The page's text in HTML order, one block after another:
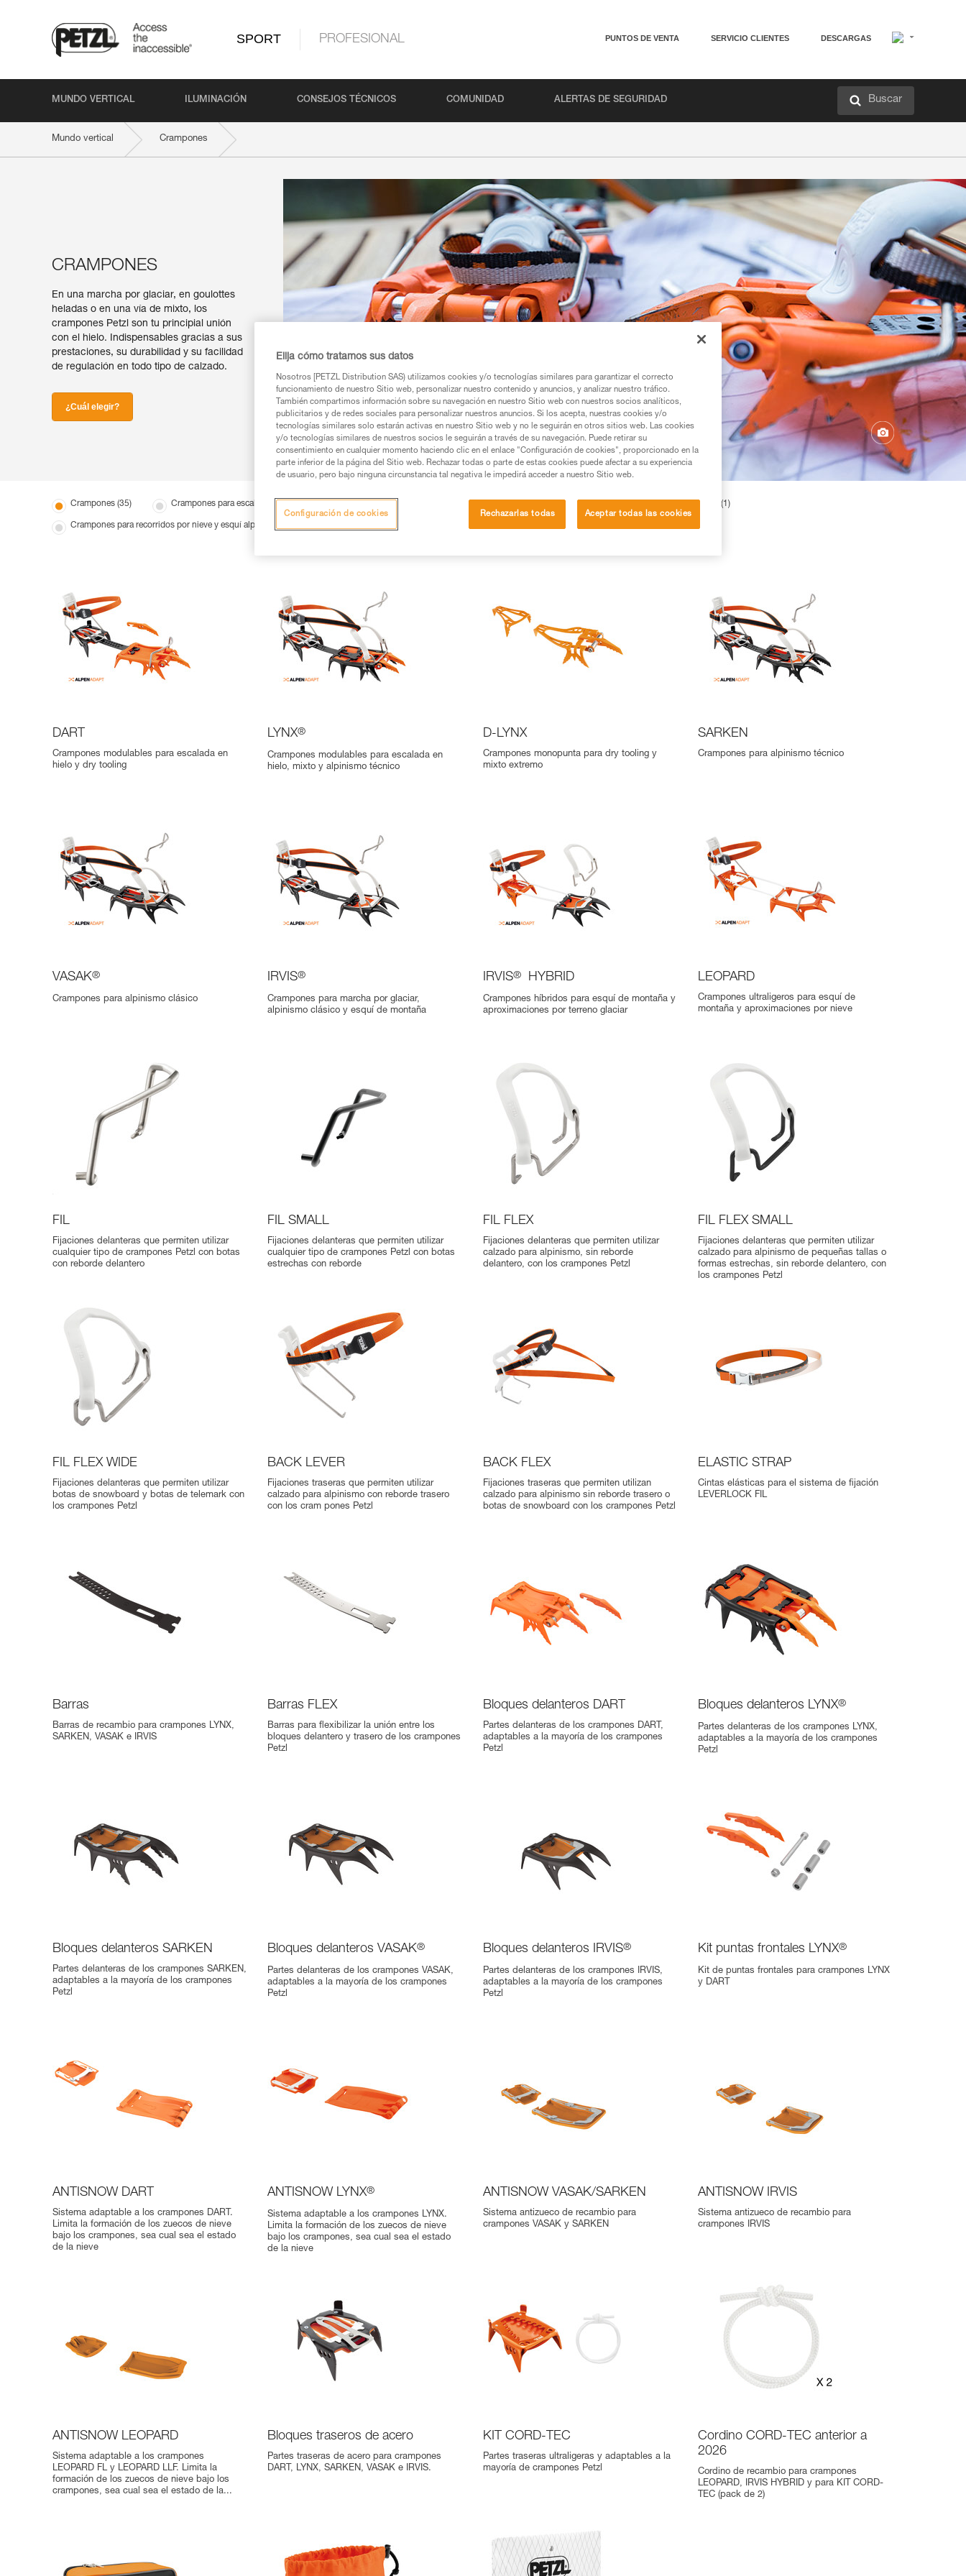
SPORT PROFESIONAL PUNTOS DE VENTA SERVICIO CLIENTES DESCARGAS
MUNDO VERTICAL ILUMINACIÓN CONSEJOS TÉCNICOS COMUNIDAD ALERTAS DE SEGURIDAD Buscar
Mundo vertical Crampones
CRAMPONES
En una marcha por glaciar, en goulottes
heladas o en una vía de mixto, los
crampones Petzl son tu principial unión
con el hielo. Indispensables gracias a sus
prestaciones, su durabilidad y su facilidad
de regulación en todo tipo de calzado.
¿Cuál elegir?
Crampones (35) Crampones para escalada en hielo y dry tooling (3) Crampones para alpinismo técnico (1) Crampones para alpinismo clásico (1)
Crampones para recorridos por nieve y esquí alpinismo (3)
DART
Crampones modulables para escalada en
hielo y dry tooling
LYNX®
Crampones modulables para escalada en
hielo, mixto y alpinismo técnico
D-LYNX
Crampones monopunta para dry tooling y
mixto extremo
SARKEN
Crampones para alpinismo técnico
VASAK®
Crampones para alpinismo clásico
IRVIS®
Crampones para marcha por glaciar,
alpinismo clásico y esquí de montaña
IRVIS® HYBRID
Crampones híbridos para esquí de montaña y
aproximaciones por terreno glaciar
LEOPARD
Crampones ultraligeros para esquí de
montaña y aproximaciones por nieve
FIL
Fijaciones delanteras que permiten utilizar
cualquier tipo de crampones Petzl con botas
con reborde delantero
FIL SMALL
Fijaciones delanteras que permiten utilizar
cualquier tipo de crampones Petzl con botas
estrechas con reborde
FIL FLEX
Fijaciones delanteras que permiten utilizar
calzado para alpinismo, sin reborde
delantero, con los crampones Petzl
FIL FLEX SMALL
Fijaciones delanteras que permiten utilizar
calzado para alpinismo de pequeñas tallas o
formas estrechas, sin reborde delantero, con
los crampones Petzl
FIL FLEX WIDE
Fijaciones delanteras que permiten utilizar
botas de snowboard y botas de telemark con
los crampones Petzl
BACK LEVER
Fijaciones traseras que permiten utilizar
calzado para alpinismo con reborde trasero
con los cram pones Petzl
BACK FLEX
Fijaciones traseras que permiten utilizan
calzado para alpinismo sin reborde trasero o
botas de snowboard con los crampones Petzl
ELASTIC STRAP
Cintas elásticas para el sistema de fijación
LEVERLOCK FIL
Barras
Barras de recambio para crampones LYNX,
SARKEN, VASAK e IRVIS
Barras FLEX
Barras para flexibilizar la unión entre los
bloques delantero y trasero de los crampones
Petzl
Bloques delanteros DART
Partes delanteras de los crampones DART,
adaptables a la mayoría de los crampones
Petzl
Bloques delanteros LYNX®
Partes delanteras de los crampones LYNX,
adaptables a la mayoría de los crampones
Petzl
Bloques delanteros SARKEN
Partes delanteras de los crampones SARKEN,
adaptables a la mayoría de los crampones
Petzl
Bloques delanteros VASAK®
Partes delanteras de los crampones VASAK,
adaptables a la mayoría de los crampones
Petzl
Bloques delanteros IRVIS®
Partes delanteras de los crampones IRVIS,
adaptables a la mayoría de los crampones
Petzl
Kit puntas frontales LYNX®
Kit de puntas frontales para crampones LYNX
y DART
ANTISNOW DART
Sistema adaptable a los crampones DART.
Limita la formación de los zuecos de nieve
bajo los crampones, sea cual sea el estado
de la nieve
ANTISNOW LYNX®
Sistema adaptable a los crampones LYNX.
Limita la formación de los zuecos de nieve
bajo los crampones, sea cual sea el estado
de la nieve
ANTISNOW VASAK/SARKEN
Sistema antizueco de recambio para
crampones VASAK y SARKEN
ANTISNOW IRVIS
Sistema antizueco de recambio para
crampones IRVIS
ANTISNOW LEOPARD
Sistema adaptable a los crampones
LEOPARD FL y LEOPARD LLF. Limita la
formación de los zuecos de nieve bajo los
crampones, sea cual sea el estado de la...
Bloques traseros de acero
Partes traseras de acero para crampones
DART, LYNX, SARKEN, VASAK e IRVIS.
KIT CORD-TEC
Partes traseras ultraligeras y adaptables a la
mayoría de crampones Petzl
Cordino CORD-TEC anterior a
2026
Cordino de recambio para crampones
LEOPARD, IRVIS HYBRID y para KIT CORD-
TEC (pack de 2)
Elija cómo tratamos sus datos
Nosotros [PETZL Distribution SAS) utilizamos cookies y/o tecnologías similares para garantizar el correcto
funcionamiento de nuestro Sitio web, personalizar nuestro contenido y anuncios, y analizar nuestro tráfico.
También compartimos información sobre su navegación en nuestro Sitio web con nuestros socios analíticos,
publicitarios y de redes sociales para personalizar nuestros anuncios. Si los acepta, nuestras cookies y/o
tecnologías similares solo estarán activas en nuestro Sitio web y no le seguirán en otros sitios web. Las cookies
y/o tecnologías similares de nuestros socios le seguirán a través de su navegación. Puede retirar su
consentimiento en cualquier momento haciendo clic en el enlace "Configuración de cookies", proporcionado en la
parte inferior de la página del Sitio web. Rechazar todas o parte de estas cookies puede afectar a su experiencia
de usuario, pero bajo ninguna circunstancia tal negativa le impedirá acceder a nuestro Sitio web.
Rechazarlas todas Aceptar todas las cookies
Configuración de cookies